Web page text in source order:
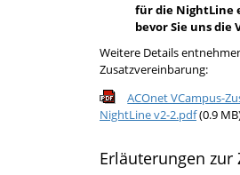
für die NightLine
bevorSie uns die
Weitere Details
Zusatzvereinbarung:
ACOnet VCampus-
NightLine v2-2.pdf(0.9
Erläuterungen zur